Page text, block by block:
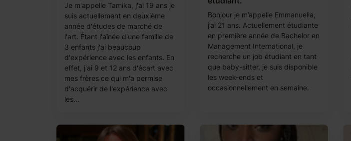
Je m'appelle Tamika, j'ai 19 ans je
suis actuellement en deuxième
année d'études de marché de
l'art. Étant l'aînée d'une famille de
3 enfants j'ai beaucoup
d'expérience avec les enfants. En
effet, j'ai 9 et 12 ans d'écart avec
mes frères ce qui m'a permise
d'acquérir de l'expérience avec
les...
Bonjour je m’appelle Emmanuella,
j’ai 21 ans. Actuellement étudiante
en première année de Bachelor en
Management International, je
recherche un job étudiant en tant
que baby-sitter, je suis disponible
les week-ends et
occasionnellement en semaine.